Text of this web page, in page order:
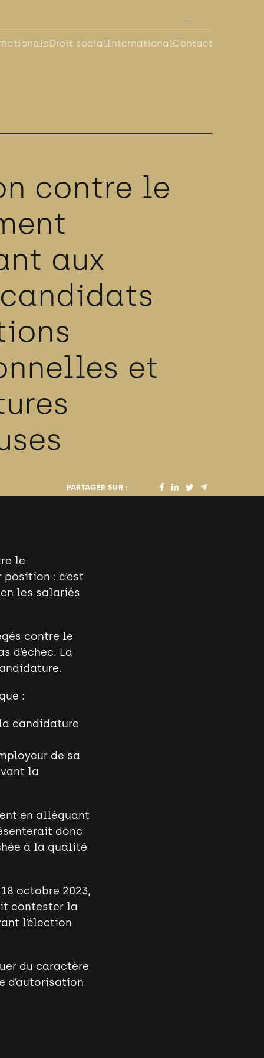
Droit socialInternationalContact
contre le
aux
et
PARTAGER SUR :
le
: c’est
les salariés
contre le
d’échec. La
:
candidature
de sa
la
en alléguant
donc
à la qualité
octobre 2023,
contester la
l’élection
du caractère
d’autorisation